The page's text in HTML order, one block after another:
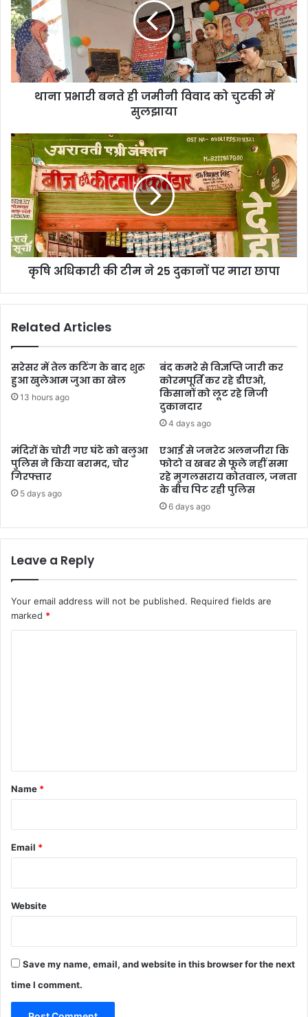
थाना प्रभारी बनते ही जमीनी विवाद को चुटकी में
सुलझाया
कृषि अधिकारी की टीम ने 25 दुकानों पर मारा छापा
Related Articles
सरेसर में तेल कटिंग के बाद शुरू
हुआ खुलेआम जुआ का खेल
13 hours ago
बंद कमरे से विज्ञप्ति जारी कर
कोरमपूर्ति कर रहे डीएओ,
किसानों को लूट रहे निजी
दुकानदार
4 days ago
मंदिरों के चोरी गए घंटे को बलुआ
पुलिस ने किया बरामद, चोर
गिरफ्तार
5 days ago
एआई से जनरेट अलनजीरा कि
फोटो व खबर से फूले नहीं समा
रहे मुगलसराय कोतवाल, जनता
के बीच पिट रही पुलिस
6 days ago
Leave a Reply
Your email address will not be published. Required fields are
marked *
*
Name *
Email *
Website
Save my name, email, and website in this browser for the next
time I comment.